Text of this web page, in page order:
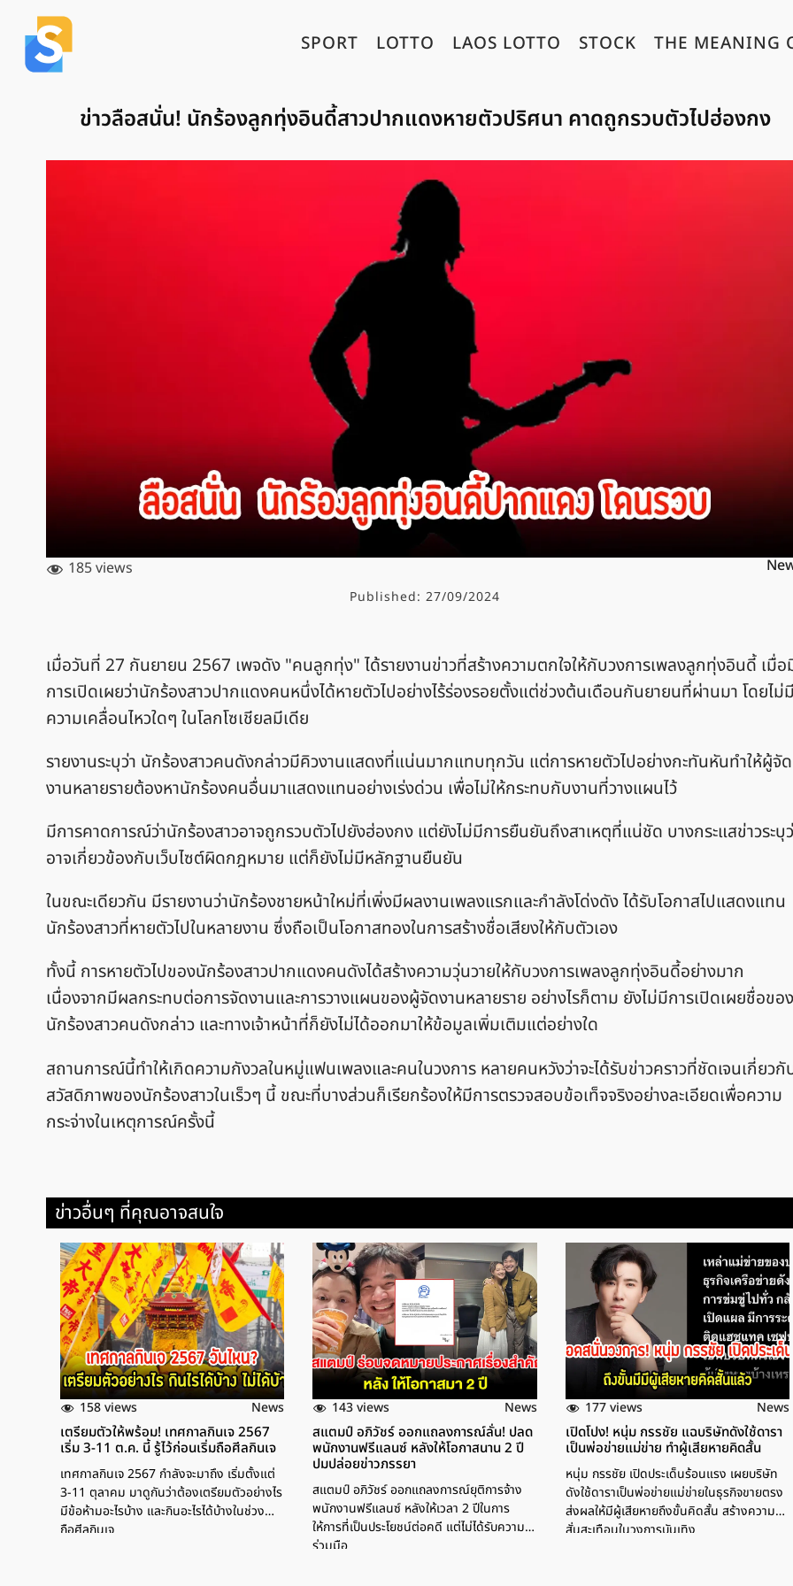
SPORT LOTTO LAOS LOTTO STOCK THE MEANING
ข่าวลือสนั่น! นักร้องลูกทุ่งอินดี้สาวปากแดงหายตัวปริศนา คาดถูกรวบตัวไปฮ่องกง
185 views
Published: 27/09/2024
เมื่อวันที่ 27 กันยายน 2567 เพจดัง "คนลูกทุ่ง" ได้รายงานข่าวที่สร้างความตกใจให้กับวงการเพลงลูกทุ่งอินดี้ เมื่อ
การเปิดเผยว่านักร้องสาวปากแดงคนหนึ่งได้หายตัวไปอย่างไร้ร่องรอยตั้งแต่ช่วงต้นเดือนกันยายนที่ผ่านมา โดยไม่มี
ความเคลื่อนไหวใดๆ ในโลกโซเชียลมีเดีย
รายงานระบุว่า นักร้องสาวคนดังกล่าวมีคิวงานแสดงที่แน่นมากแทบทุกวัน แต่การหายตัวไปอย่างกะทันหันทำให้ผู้จัด
งานหลายรายต้องหานักร้องคนอื่นมาแสดงแทนอย่างเร่งด่วน เพื่อไม่ให้กระทบกับงานที่วางแผนไว้
มีการคาดการณ์ว่านักร้องสาวอาจถูกรวบตัวไปยังฮ่องกง แต่ยังไม่มีการยืนยันถึงสาเหตุที่แน่ชัด บางกระแสข่าวระบุ
อาจเกี่ยวข้องกับเว็บไซต์ผิดกฎหมาย แต่ก็ยังไม่มีหลักฐานยืนยัน
ในขณะเดียวกัน มีรายงานว่านักร้องชายหน้าใหม่ที่เพิ่งมีผลงานเพลงแรกและกำลังโด่งดัง ได้รับโอกาสไปแสดงแทน
นักร้องสาวที่หายตัวไปในหลายงาน ซึ่งถือเป็นโอกาสทองในการสร้างชื่อเสียงให้กับตัวเอง
ทั้งนี้ การหายตัวไปของนักร้องสาวปากแดงคนดังได้สร้างความวุ่นวายให้กับวงการเพลงลูกทุ่งอินดี้อย่างมาก
เนื่องจากมีผลกระทบต่อการจัดงานและการวางแผนของผู้จัดงานหลายราย อย่างไรก็ตาม ยังไม่มีการเปิดเผยชื่อของ
นักร้องสาวคนดังกล่าว และทางเจ้าหน้าที่ก็ยังไม่ได้ออกมาให้ข้อมูลเพิ่มเติมแต่อย่างใด
สถานการณ์นี้ทำให้เกิดความกังวลในหมู่แฟนเพลงและคนในวงการ หลายคนหวังว่าจะได้รับข่าวคราวที่ชัดเจนเกี่ยวกั
สวัสดิภาพของนักร้องสาวในเร็วๆ นี้ ขณะที่บางส่วนก็เรียกร้องให้มีการตรวจสอบข้อเท็จจริงอย่างละเอียดเพื่อความ
กระจ่างในเหตุการณ์ครั้งนี้
ข่าวอื่นๆ ที่คุณอาจสนใจ
158 views News
เตรียมตัวให้พร้อม! เทศกาลกินเจ 2567
เริ่ม 3-11 ต.ค. นี้ รู้ไว้ก่อนเริ่มถือศีลกินเจ
เทศกาลกินเจ 2567 กำลังจะมาถึง เริ่มตั้งแต่
3-11 ตุลาคม มาดูกันว่าต้องเตรียมตัวอย่างไร
มีข้อห้ามอะไรบ้าง และกินอะไรได้บ้างในช่วง
ถือศีลกินเจ
143 views News
สแตมป์ อภิวัชร์ ออกแถลงการณ์ลั่น! ปลด
พนักงานฟรีแลนซ์ หลังให้โอกาสนาน 2 ปี
ปมปล่อยข่าวภรรยา
สแตมป์ อภิวัชร์ ออกแถลงการณ์ยุติการจ้าง
พนักงานฟรีแลนซ์ หลังให้เวลา 2 ปีในการ
ให้การที่เป็นประโยชน์ต่อคดี แต่ไม่ได้รับความ
ร่วมมือ
177 views News
เปิดโปง! หนุ่ม กรรชัย แฉบริษัทดังใช้ดารา
เป็นพ่อข่ายแม่ข่าย ทำผู้เสียหายคิดสั้น
หนุ่ม กรรชัย เปิดประเด็นร้อนแรง เผยบริษัท
ดังใช้ดาราเป็นพ่อข่ายแม่ข่ายในธุรกิจขายตรง
ส่งผลให้มีผู้เสียหายถึงขั้นคิดสั้น สร้างความ
สั่นสะเทือนในวงการบันเทิง